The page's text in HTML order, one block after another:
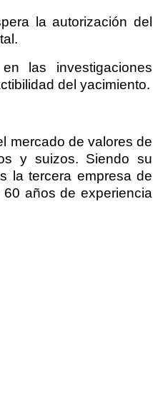
la autorización del
las investigaciones
del yacimiento.
mercado de valores de
y suizos. Siendo su
la tercera empresa de
años de experiencia